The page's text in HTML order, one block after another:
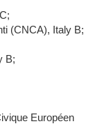
(CNCA), Italy B;
B;
Européen